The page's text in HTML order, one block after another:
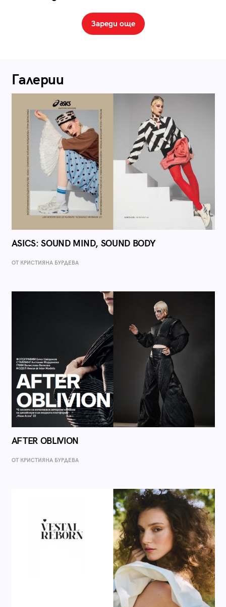
Зареди още
Галерии
ASICS: SOUND MIND, SOUND BODY
ОТ КРИСТИЯНА БУРДЕВА
AFTER OBLIVION
ОТ КРИСТИЯНА БУРДЕВА